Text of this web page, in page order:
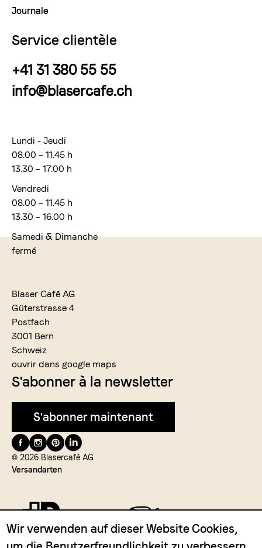
Journale
Service clientèle
+41 31 380 55 55
info@blasercafe.ch
Lundi - Jeudi
08.00 – 11.45 h
13.30 – 17.00 h
Vendredi
08.00 – 11.45 h
13.30 – 16.00 h
Samedi & Dimanche
fermé
Blaser Café AG
Güterstrasse 4
Postfach
3001 Bern
Schweiz
ouvrir dans google maps
S'abonner à la newsletter
S'abonner maintenant
Suivez-
nous
© 2026 Blasercafé AG
Versandarten
Wir verwenden auf dieser Website Cookies,